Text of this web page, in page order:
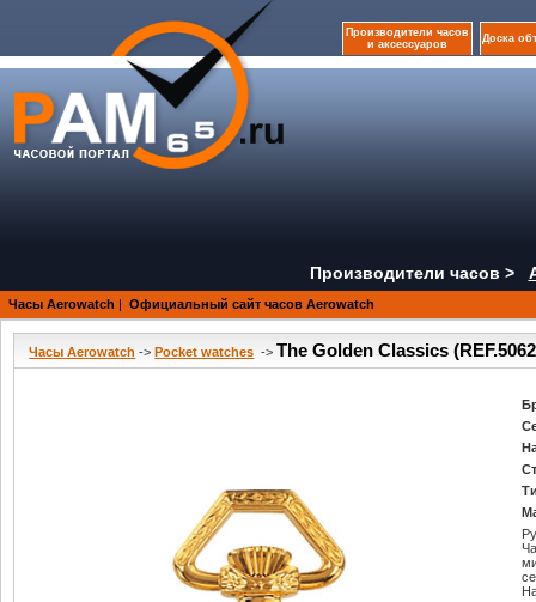
Производители часов
и аксессуаров
Доска
Производители часов >
Часы Aerowatch | Официальный сайт часов Aerowatch
Часы Aerowatch -> Pocket watches -> The Golden Classics